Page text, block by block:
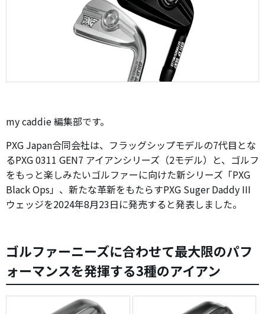
my caddie 編集部です。
PXG Japan合同会社は、フラッグシップモデルの7代目とな
るPXG 0311 GEN7 アイアンシリーズ（2モデル）と、ゴルフ
をもっと楽しみたいゴルファーに向けた新シリーズ「PXG
Black Ops」、新たな革新をもたらすPXG Suger Daddy III
ウェッジを2024年8月23日に発売すると発表しました。
ゴルファーニーズに合わせて最大限のパフ
ォーマンスを発揮する3種のアイアン